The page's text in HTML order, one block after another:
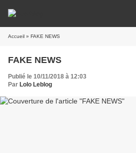
Accueil » FAKE NEWS
FAKE NEWS
Publié le 10/11/2018 à 12:03
Par Lolo Leblog